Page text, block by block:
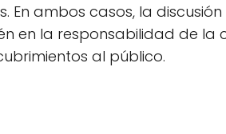
En ambos casos, la
en la responsabilidad de la
al público.